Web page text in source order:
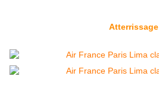
Atterrissage